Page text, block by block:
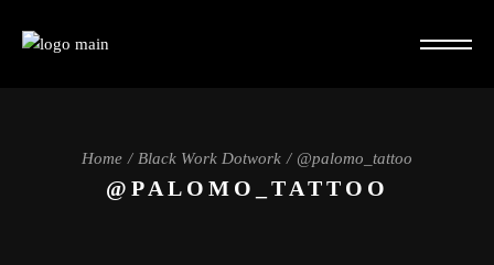
Home Black Work Dotwork @palomo_tattoo
@PALOMO_TATTOO